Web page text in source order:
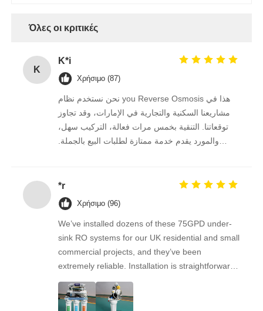
Όλες οι κριτικές
K
K*i
Χρήσιμο (87)
نحن نستخدم نظام you Reverse Osmosis هذا في
مشاريعنا السكنية والتجارية في الإمارات، وقد تجاوز
توقعاتنا. التنقية بخمس مرات فعالة، التركيب سهل،
والمورد يقدم خدمة ممتازة لطلبات البيع بالجملة.
*r
Χρήσιμο (96)
We’ve installed dozens of these 75GPD under-
sink RO systems for our UK residential and small
commercial projects, and they’ve been
extremely reliable. Installation is straightforward,
the filters are easy to replace, and the water
quality feedback from clients has been
overwhelmingly positive. The supplier is great to